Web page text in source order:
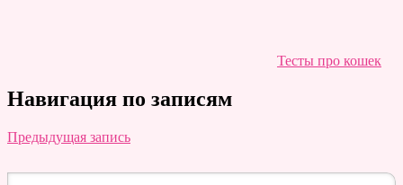
Тесты про кошек
Навигация по записям
Предыдущая запись